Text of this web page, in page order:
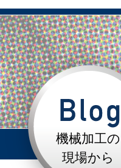
機械加工の
現場から